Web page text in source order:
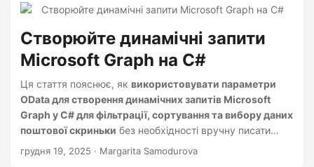
Створюйте динамічні запити
Microsoft Graph на C#
Ця стаття пояснює, як використовувати параметри
OData для створення динамічних запитів Microsoft
Graph у C# для фільтрації, сортування та вибору даних
поштової скриньки без необхідності вручну писати
складні рядки запитів.
грудня 19, 2025 · Margarita Samodurova